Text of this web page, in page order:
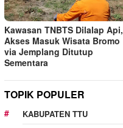
Kawasan TNBTS Dilalap Api,
Akses Masuk Wisata Bromo
via Jemplang Ditutup
Sementara
TOPIK POPULER
KABUPATEN TTU